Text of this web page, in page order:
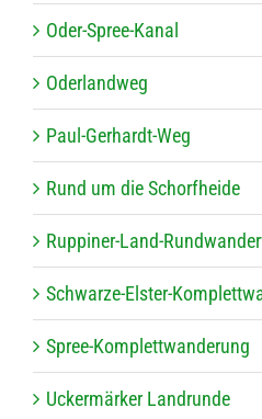
Oder-Spree-Kanal
Oder­land­weg
Paul-Ger­hardt-Weg
Rund um die Schorfheide
Rup­pi­­ner-Land-
Schwarze-Els­­ter-
Spree-Kom­­p­let­t­­wan­­de­rung
Ucker­mär­ker Landrunde